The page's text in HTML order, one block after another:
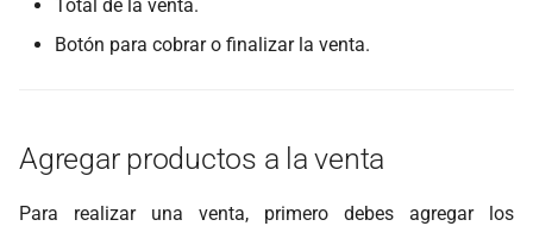
Total de la venta.
Botón para cobrar o finalizar la venta.
Agregar productos a la venta
Para realizar una venta, primero debes agregar los